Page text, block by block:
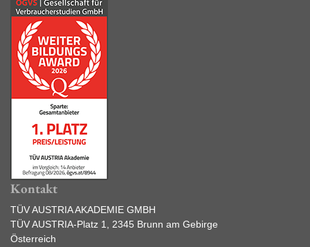
Kontakt
TÜV AUSTRIA AKADEMIE GMBH
TÜV AUSTRIA-Platz 1, 2345 Brunn am Gebirge
Österreich